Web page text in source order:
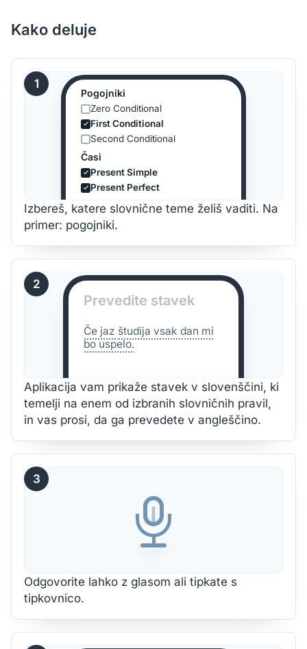
Kako deluje
1
Pogojniki
Zero Conditional
First Conditional
Second Conditional
Časi
Present Simple
Present Perfect
Izbereš, katere slovnične teme želiš vaditi. Na
primer: pogojniki.
2
Prevedite stavek
Če jaz študija vsak dan mi
bo uspelo.
Aplikacija vam prikaže stavek v slovenščini, ki
temelji na enem od izbranih slovničnih pravil,
in vas prosi, da ga prevedete v angleščino.
3
Odgovorite lahko z glasom ali tipkate s
tipkovnico.